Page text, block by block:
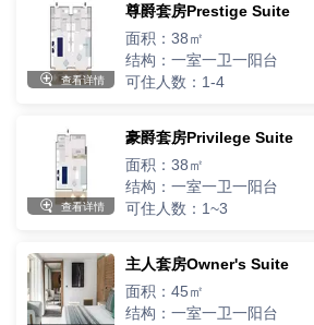
两人间
2人入住，人均单价
 查看详情
尊爵套房Prestige Suite
面积：38㎡
结构：一室一卫一阳台
可住人数：1-4
两人间
2人入住，人均单价
四人间
 查看详情
豪爵套房Privilege Suite
面积：38㎡
结构：一室一卫一阳台
可住人数：1~3
两人间
2人入住，人均单价
主人套房Owner's Suite
面积：45㎡
结构：一室一卫一阳台